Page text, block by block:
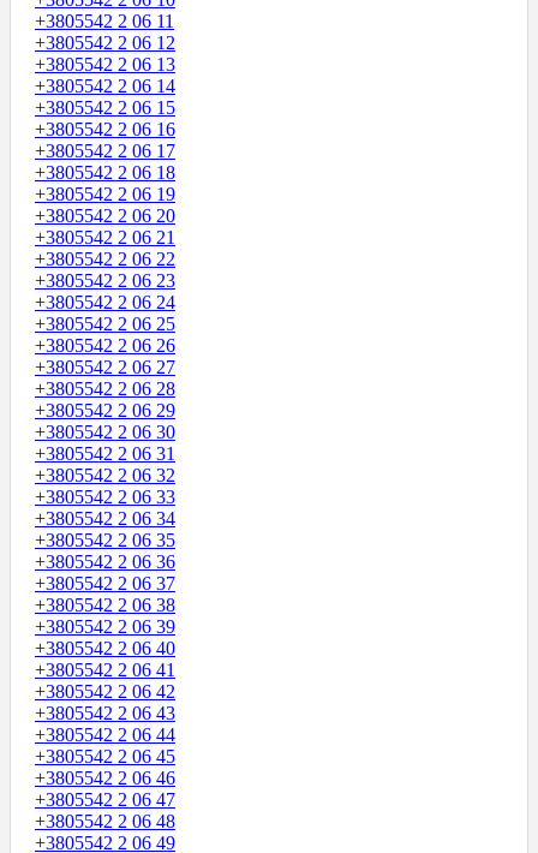
+3805542 2 06 11
+3805542 2 06 12
+3805542 2 06 13
+3805542 2 06 14
+3805542 2 06 15
+3805542 2 06 16
+3805542 2 06 17
+3805542 2 06 18
+3805542 2 06 19
+3805542 2 06 20
+3805542 2 06 21
+3805542 2 06 22
+3805542 2 06 23
+3805542 2 06 24
+3805542 2 06 25
+3805542 2 06 26
+3805542 2 06 27
+3805542 2 06 28
+3805542 2 06 29
+3805542 2 06 30
+3805542 2 06 31
+3805542 2 06 32
+3805542 2 06 33
+3805542 2 06 34
+3805542 2 06 35
+3805542 2 06 36
+3805542 2 06 37
+3805542 2 06 38
+3805542 2 06 39
+3805542 2 06 40
+3805542 2 06 41
+3805542 2 06 42
+3805542 2 06 43
+3805542 2 06 44
+3805542 2 06 45
+3805542 2 06 46
+3805542 2 06 47
+3805542 2 06 48
+3805542 2 06 49